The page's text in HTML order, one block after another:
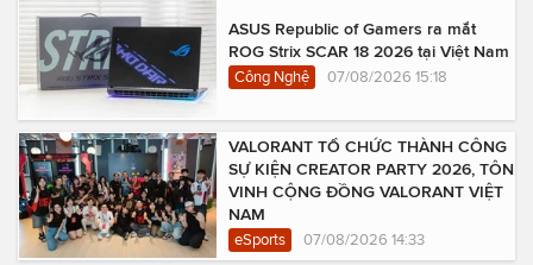
ASUS Republic of Gamers ra mắt
ROG Strix SCAR 18 2026 tại Việt Nam
Công Nghệ 07/08/2026 15:18
VALORANT TỔ CHỨC THÀNH CÔNG
SỰ KIỆN CREATOR PARTY 2026, TÔN
VINH CỘNG ĐỒNG VALORANT VIỆT
NAM
eSports 07/08/2026 14:33